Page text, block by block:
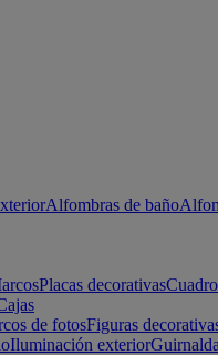
Alfombras de baño
Placas decorativas
de fotosFiguras
Iluminación exterior